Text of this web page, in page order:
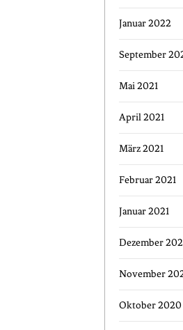
Januar 2022
September
Mai 2021
April 2021
März 2021
Februar 2021
Januar 2021
Dezember
November
Oktober 2020